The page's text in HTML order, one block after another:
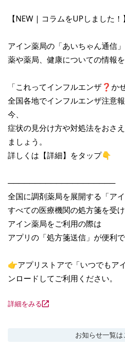
【NEW | コラムをUPしました！】
アイン薬局の「あいちゃん通信
薬や薬局、健康についての情報を
「これってインフルエンザ❓か
全国各地でインフルエンザ注意
今、
症状の見分け方や対処法をおさ
ましょう。
詳しくは【詳細】をタップ👇
────────────────────
全国に調剤薬局を展開する「アイ
すべての医療機関の処方箋を受け
アイン薬局をご利用の際は
アプリの「処方箋送信」が便利で
👉アプリストアで「いつでもア
ンロードしてご利用ください。
詳細をみる
お知らせ一覧は